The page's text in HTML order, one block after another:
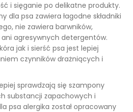
i sięganie po delikatne produkty.
dla psa zawiera łagodne składniki
nie zawiera barwników,
agresywnych detergentów.
jak i sierść psa jest lepiej
czynników drażniących i
sprawdzają się szampony
substancji zapachowych i
psa alergika został opracowany